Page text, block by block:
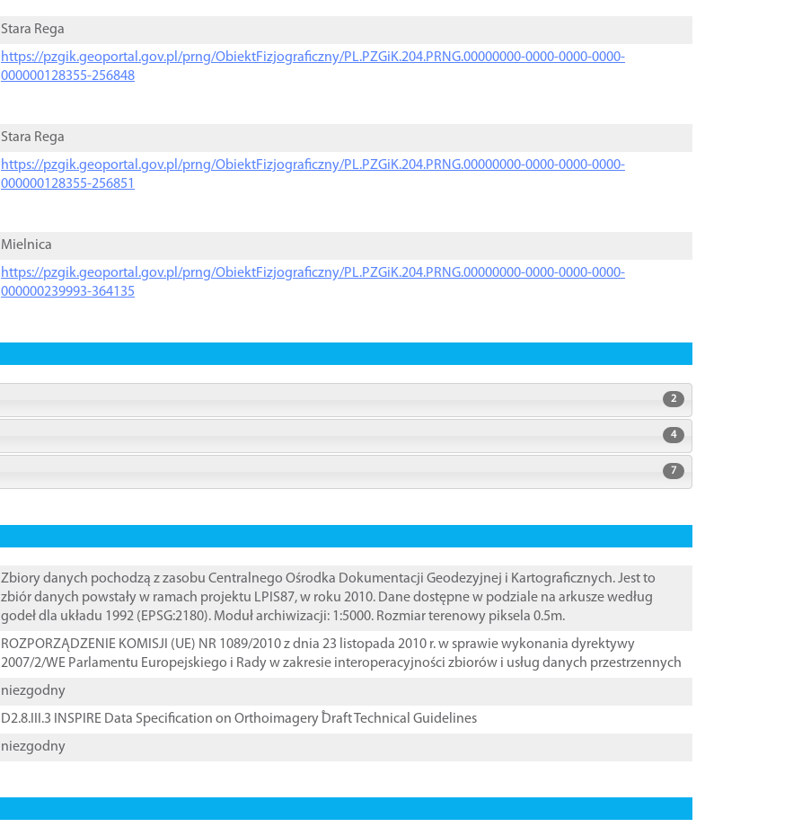
Stara Rega
https://pzgik.geoportal.gov.pl/prng/ObiektFizjograficzny/PL.PZGiK.204.PRNG.00000000-0000-0000-0000-
000000128355-256848
Stara Rega
https://pzgik.geoportal.gov.pl/prng/ObiektFizjograficzny/PL.PZGiK.204.PRNG.00000000-0000-0000-0000-
000000128355-256851
Mielnica
https://pzgik.geoportal.gov.pl/prng/ObiektFizjograficzny/PL.PZGiK.204.PRNG.00000000-0000-0000-0000-
000000239993-364135
2
4
7
Zbiory danych pochodzą z zasobu Centralnego Ośrodka Dokumentacji Geodezyjnej i Kartograficznych. Jest to
zbiór danych powstały w ramach projektu LPIS87, w roku 2010. Dane dostępne w podziale na arkusze według
godeł dla układu 1992 (EPSG:2180). Moduł archiwizacji: 1:5000. Rozmiar terenowy piksela 0.5m.
ROZPORZĄDZENIE KOMISJI (UE) NR 1089/2010 z dnia 23 listopada 2010 r. w sprawie wykonania dyrektywy
2007/2/WE Parlamentu Europejskiego i Rady w zakresie interoperacyjności zbiorów i usług danych przestrzennych
niezgodny
D2.8.III.3 INSPIRE Data Specification on Orthoimagery ֠Draft Technical Guidelines
niezgodny